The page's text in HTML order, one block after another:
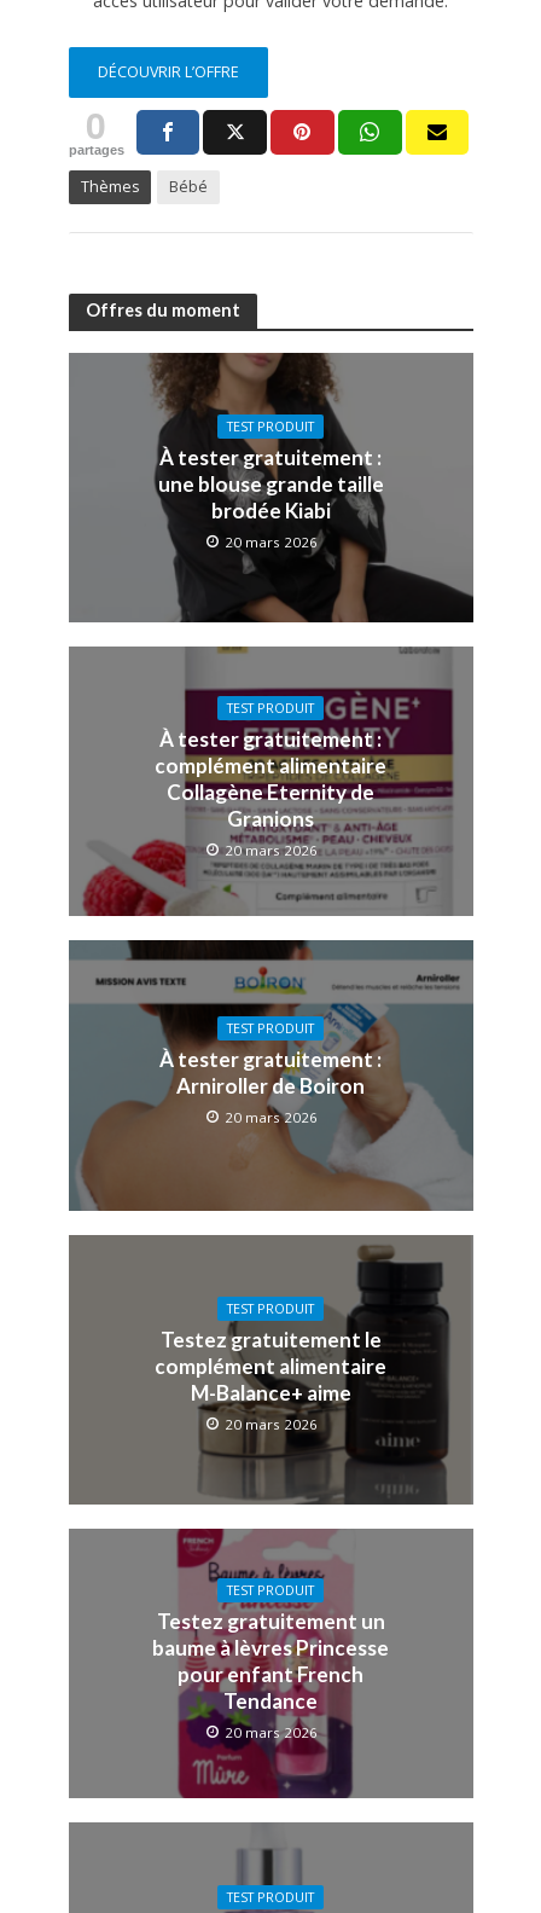
DÉCOUVRIR L’OFFRE
0
partages
Thèmes Bébé
Offres du moment
TEST PRODUIT
À tester gratuitement :
une blouse grande taille
brodée Kiabi
20 mars 2026
TEST PRODUIT
À tester gratuitement :
complément alimentaire
Collagène Eternity de
Granions
20 mars 2026
TEST PRODUIT
À tester gratuitement :
Arniroller de Boiron
20 mars 2026
TEST PRODUIT
Testez gratuitement le
complément alimentaire
M-Balance+ aime
20 mars 2026
TEST PRODUIT
Testez gratuitement un
baume à lèvres Princesse
pour enfant French
Tendance
20 mars 2026
TEST PRODUIT